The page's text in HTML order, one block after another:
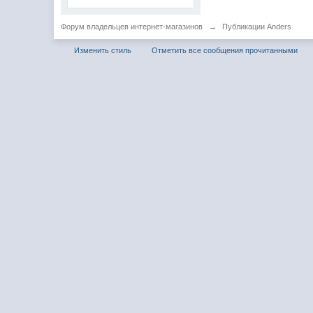
Форум владельцев интернет-магазинов → Публикации Anders
Изменить стиль Отметить все сообщения прочитанными